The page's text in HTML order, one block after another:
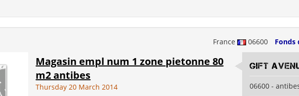
France 06600 Fonds
Magasin empl num 1 zone pietonne 80
m2 antibes
Thursday 20 March 2014
gift
06600 -